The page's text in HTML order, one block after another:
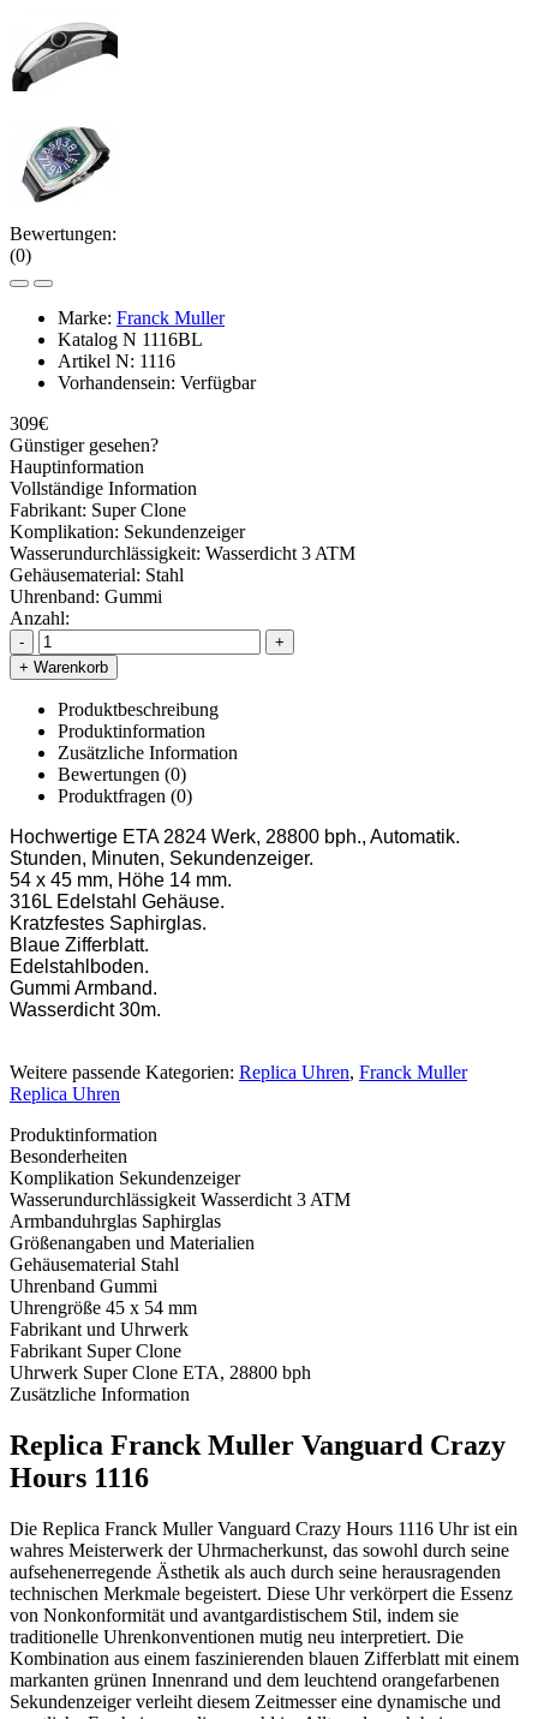
Bewertungen:
(0)
Marke: Franck Muller
Katalog N 1116BL
Artikel N: 1116
Vorhandensein: Verfügbar
309€
Günstiger gesehen?
Hauptinformation
Vollständige Information
Fabrikant: Super Clone
Komplikation: Sekundenzeiger
Wasserundurchlässigkeit: Wasserdicht 3 ATM
Gehäusematerial: Stahl
Uhrenband: Gummi
Anzahl:
-
+
+ Warenkorb
Produktbeschreibung
Produktinformation
Zusätzliche Information
Bewertungen (0)
Produktfragen (0)
Hochwertige ETA 2824 Werk, 28800 bph., Automatik.
Stunden, Minuten, Sekundenzeiger.
54 x 45 mm, Höhe 14 mm.
316L Edelstahl Gehäuse.
Kratzfestes Saphirglas.
Blaue Zifferblatt.
Edelstahlboden.
Gummi Armband.
Wasserdicht 30m.
Weitere passende Kategorien: Replica Uhren, Franck Muller
Replica Uhren
Produktinformation
Besonderheiten
Komplikation Sekundenzeiger
Wasserundurchlässigkeit Wasserdicht 3 ATM
Armbanduhrglas Saphirglas
Größenangaben und Materialien
Gehäusematerial Stahl
Uhrenband Gummi
Uhrengröße 45 x 54 mm
Fabrikant und Uhrwerk
Fabrikant Super Clone
Uhrwerk Super Clone ETA, 28800 bph
Zusätzliche Information
Replica Franck Muller Vanguard Crazy
Hours 1116
Die Replica Franck Muller Vanguard Crazy Hours 1116 Uhr ist ein
wahres Meisterwerk der Uhrmacherkunst, das sowohl durch seine
aufsehenerregende Ästhetik als auch durch seine herausragenden
technischen Merkmale begeistert. Diese Uhr verkörpert die Essenz
von Nonkonformität und avantgardistischem Stil, indem sie
traditionelle Uhrenkonventionen mutig neu interpretiert. Die
Kombination aus einem faszinierenden blauen Zifferblatt mit einem
markanten grünen Innenrand und dem leuchtend orangefarbenen
Sekundenzeiger verleiht diesem Zeitmesser eine dynamische und